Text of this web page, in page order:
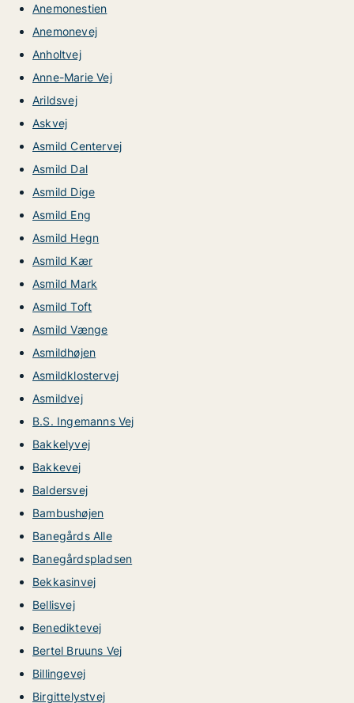
Anemonestien
Anemonevej
Anholtvej
Anne-Marie Vej
Arildsvej
Askvej
Asmild Centervej
Asmild Dal
Asmild Dige
Asmild Eng
Asmild Hegn
Asmild Kær
Asmild Mark
Asmild Toft
Asmild Vænge
Asmildhøjen
Asmildklostervej
Asmildvej
B.S. Ingemanns Vej
Bakkelyvej
Bakkevej
Baldersvej
Bambushøjen
Banegårds Alle
Banegårdspladsen
Bekkasinvej
Bellisvej
Benediktevej
Bertel Bruuns Vej
Billingevej
Birgittelystvej